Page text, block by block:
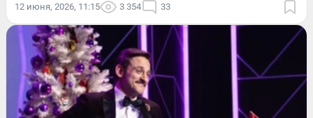
12 июня, 2026, 11:15 3 354 33